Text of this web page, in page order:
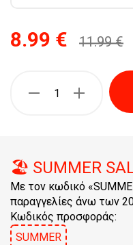
8.99 € 11.99 €
🏖️ SUMMER
Με τον κωδικό
παραγγελίες άνω των
Κωδικός προσφοράς:
SUMMER